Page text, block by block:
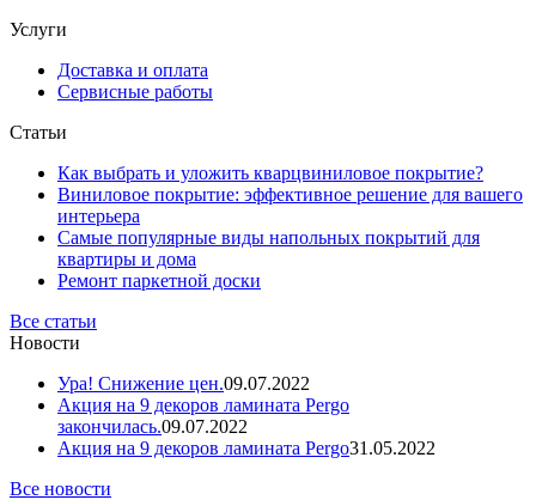
Услуги
Доставка и оплата
Сервисные работы
Статьи
Как выбрать и уложить кварцвиниловое покрытие?
Виниловое покрытие: эффективное решение для вашего
интерьера
Самые популярные виды напольных покрытий для
квартиры и дома
Ремонт паркетной доски
Все статьи
Новости
Ура! Снижение цен.09.07.2022
Акция на 9 декоров ламината Pergo
закончилась.09.07.2022
Акция на 9 декоров ламината Pergo31.05.2022
Все новости